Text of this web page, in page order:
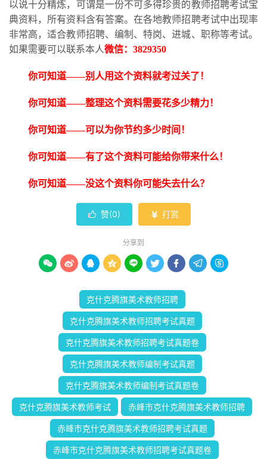
以说十分精炼，可谓是一份不可多得珍贵的教师招聘考试宝
典资料，所有资料含有答案。在各地教师招聘考试中出现率
非常高，适合教师招聘、编制、特岗、进城、职称等考试。
如果需要可以联系本人微信： 3829350
你可知道——别人用这个资料就考过关了！
你可知道——整理这个资料需要花多少精力！
你可知道——可以为你节约多少时间！
你可知道——有了这个资料可能给你带来什么！
你可知道——没这个资料你可能失去什么？
 赞(0)  打赏
分享到
        
克什克腾旗美术教师招聘
克什克腾旗美术教师招聘考试真题
克什克腾旗美术教师招聘考试真题卷
克什克腾旗美术教师编制考试真题
克什克腾旗美术教师编制考试真题卷
克什克腾旗美术教师考试 赤峰市克什克腾旗美术教师招聘
赤峰市克什克腾旗美术教师招聘考试真题
赤峰市克什克腾旗美术教师招聘考试真题卷